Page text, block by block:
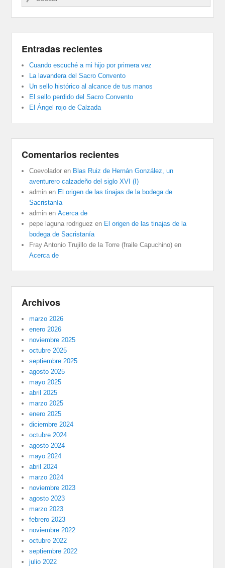
Entradas recientes
Cuando escuché a mi hijo por primera vez
La lavandera del Sacro Convento
Un sello histórico al alcance de tus manos
El sello perdido del Sacro Convento
El Ángel rojo de Calzada
Comentarios recientes
Coevolador en Blas Ruiz de Hernán González, un
aventurero calzadeño del siglo XVI (I)
admin en El origen de las tinajas de la bodega de
Sacristanía
admin enAcerca de
pepe laguna rodriguez en El origen de las tinajas de la
bodega de Sacristanía
Fray Antonio Trujillo de la Torre (fraile Capuchino) en
Acerca de
Archivos
marzo 2026
enero 2026
noviembre 2025
octubre 2025
septiembre 2025
agosto 2025
mayo 2025
abril 2025
marzo 2025
enero 2025
diciembre 2024
octubre 2024
agosto 2024
mayo 2024
abril 2024
marzo 2024
noviembre 2023
agosto 2023
marzo 2023
febrero 2023
noviembre 2022
octubre 2022
septiembre 2022
julio 2022